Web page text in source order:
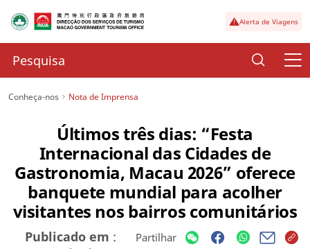
Alerta de Viagens
Conheça-nos Nota de Imprensa
Últimos três dias: “Festa
Internacional das Cidades de
Gastronomia, Macau 2026” oferece
banquete mundial para acolher
visitantes nos bairros comunitários
Publicado em :
Partilhar